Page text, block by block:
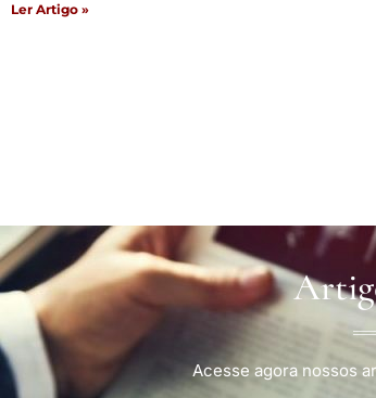
Ler Artigo »
Acesse agora nossos